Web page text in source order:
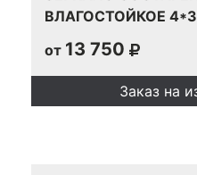
ВЛАГОСТОЙКОЕ
от 13 750
Заказ на